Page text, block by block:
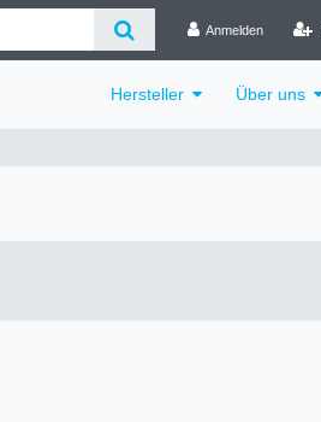
Anmelden
Hersteller Über uns